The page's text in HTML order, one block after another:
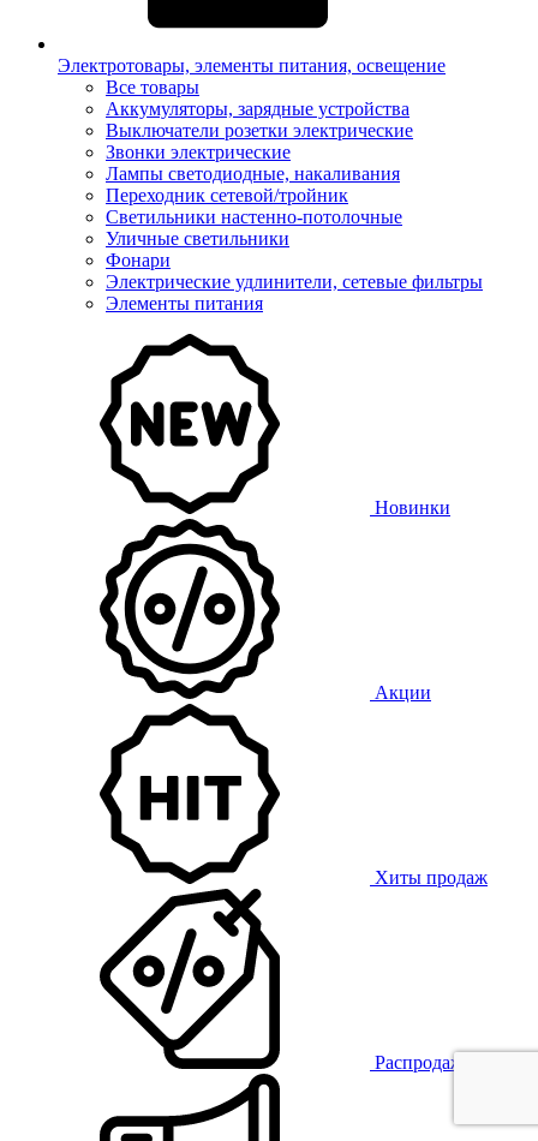
Электротовары, элементы питания, освещение
Все товары
Аккумуляторы, зарядные устройства
Выключатели розетки электрические
Звонки электрические
Лампы светодиодные, накаливания
Переходник сетевой/тройник
Светильники настенно-потолочные
Уличные светильники
Фонари
Электрические удлинители, сетевые фильтры
Элементы питания
Новинки
Акции
Хиты продаж
Распродажа